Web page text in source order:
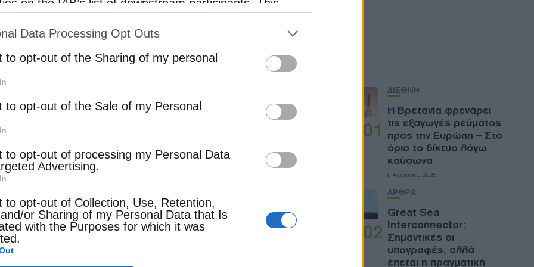
on the IAB’s list of downstream participants. This
of Downstream Participantsthat may further disclose it to
parties.
Data Processing Opt Outs
to opt-out of the Sharing of my personal
to opt-out of the Sale of my Personal
to opt-out of processing my Personal Data
Advertising.
to opt-out of Collection, Use, Retention,
or Sharing of my Personal Data that Is
with the Purposes for which it was
ομάδα NOA – ReACT του ΙΑΑΔΕΤ/ΕΑΑ και υποστηρίζεται
Παρακολούθησης της Ατμόσφαιρας Copernicus
National Collaboration Programme).
εξέλιξη του φαινομένου, σύμφωνα με τα δεδομένα της
CAMS στο διαδικτυακό portal
skoni
01
ΔΙΕΘΝΗ
Η Βρετανία φρενάρει
τις εξαγωγές ρεύματος
προς την Ευρώπη – Στο
όριο το δίκτυο λόγω
καύσωνα
8 Αυγούστου 2026
02
ΑΡΘΡΑ
Great Sea
Interconnector:
Σημαντικές οι
υπογραφές, αλλά
έπεται η πραγματική